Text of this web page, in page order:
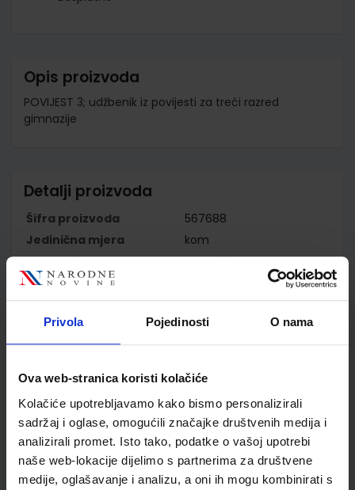
Privola Pojedinosti O nama
Ova web-stranica koristi kolačiće
Kolačiće upotrebljavamo kako bismo personalizirali
sadržaj i oglase, omogućili značajke društvenih medija i
analizirali promet. Isto tako, podatke o vašoj upotrebi
naše web-lokacije dijelimo s partnerima za društvene
medije, oglašavanje i analizu, a oni ih mogu kombinirati s
Opis proizvoda
POVIJEST 3; udžbenik iz povijesti za treći razred
gimnazije
Detalji proizvoda
Šifra proizvoda
567688
Jedinična mjera
kom
Nakladnik
ALFA d.d.
Autor
Maja Katušić Stipe Ledić
Ivan Dukić Miroslav Šašić
Školski razred
30 3.RAZRED SŠ
Vrsta školske knjige
Nastavni predmet
POVIJEST
Reg br min
6558